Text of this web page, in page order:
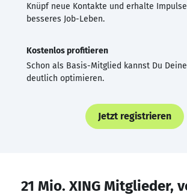
Knüpf neue Kontakte und erhalte
besseres Job-Leben.
Kostenlos profitieren
Schon als Basis-Mitglied kannst Du Deine
deutlich optimieren.
Jetzt registrieren
21 Mio. XING Mitglieder,